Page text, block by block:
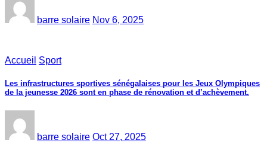
barre solaire Nov 6, 2025
Accueil Sport
Les infrastructures sportives sénégalaises pour les Jeux Olympiques
de la jeunesse 2026 sont en phase de rénovation et d’achèvement.
barre solaire Oct 27, 2025